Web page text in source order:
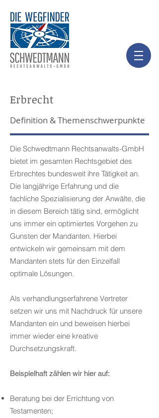
Die Schwedtmann Rechtsanwalts-GmbH
bietet im gesamten Rechtsgebiet des
Erbrechtes bundesweit ihre Tätigkeit an.
Die langjährige Erfahrung und die
fachliche Spezialisierung der Anwälte, die
in diesem Bereich tätig sind, ermöglicht
uns immer ein optimiertes Vorgehen zu
Gunsten der Mandanten. Hierbei
entwickeln wir gemeinsam mit dem
Mandanten stets für den Einzelfall
optimale Lösungen.
Als verhandlungserfahrene Vertreter
setzen wir uns mit Nachdruck für unsere
Mandanten ein und beweisen hierbei
immer wieder eine kreative
Durchsetzungskraft.
Beispielhaft zählen wir hier auf:
Beratung bei der Errichtung von
Testamenten;
Erbrecht
Definition & Themenschwerpunkte